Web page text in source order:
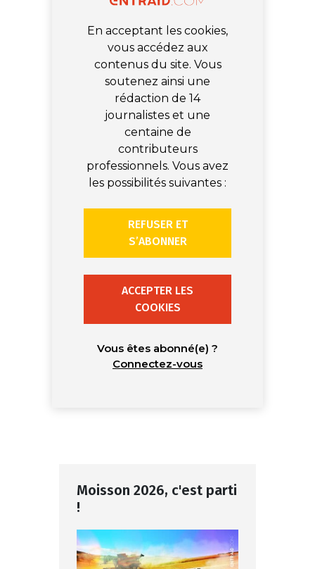
En acceptant les cookies,
vous accédez aux
contenus du site. Vous
soutenez ainsi une
rédaction de 14
journalistes et une
centaine de
contributeurs
professionnels. Vous avez
les possibilités suivantes :
REFUSER ET
S’ABONNER
ACCEPTER LES
COOKIES
Vous êtes abonné(e) ?
Connectez-vous
Moisson 2026, c'est parti
!